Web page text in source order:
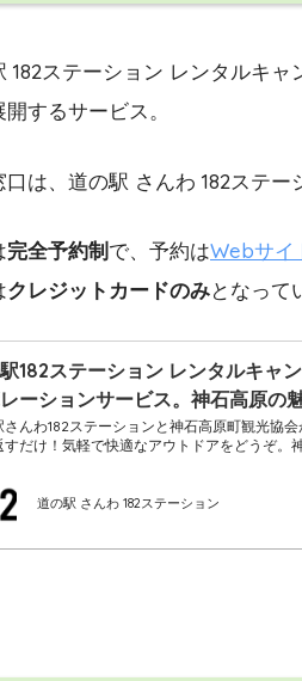
182ステーション レンタルキ
開するサービス。
口は、道の駅 さんわ 182ステー
完全予約制 で、予約はWebサイ
クレジットカードのみとなって
182ステーション レンタルキャ
ーションサービス。神石高原の
さんわ182ステーションと神石高原町観光協
すだけ！気軽で快適なアウトドアをどうぞ。
道の駅 さんわ 182ステーション